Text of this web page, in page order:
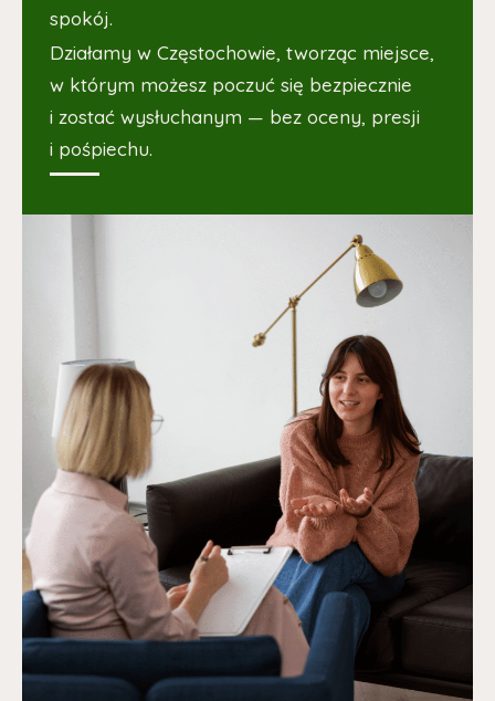
spokój.
Działamy w Częstochowie, tworząc miejsce,
w którym możesz poczuć się bezpiecznie
i zostać wysłuchanym — bez oceny, presji
i pośpiechu.